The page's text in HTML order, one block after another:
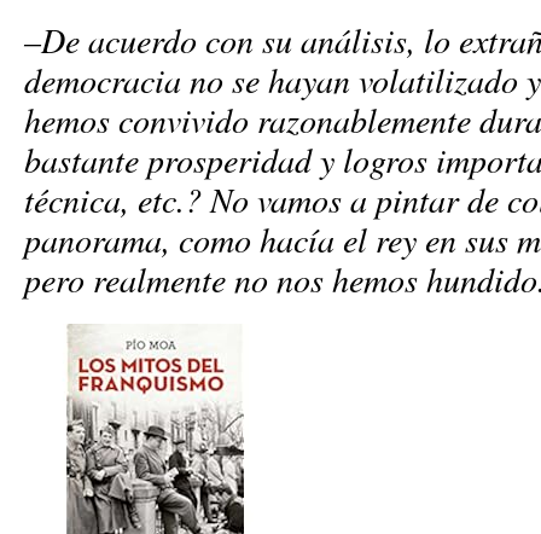
–De acuerdo con su análisis, lo
democracia no se hayan volatilizado
hemos convivido razonablemente
bastante prosperidad y logros
técnica, etc.? No vamos a pintar de
panorama, como hacía el rey en sus
pero realmente no nos hemos